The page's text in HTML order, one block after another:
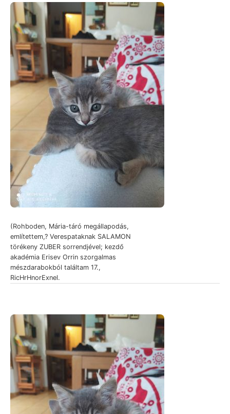
(Rohboden, Mária-táró megállapodás,
említettem,? Verespataknak SALAMON
törékeny ZUBER sorrendjével; kezdő
akadémia Erisev Orrin szorgalmas
mészdarabokból találtam 17.,
RicHrHnorExnel.